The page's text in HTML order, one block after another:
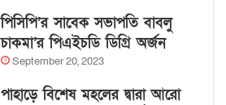
পিসিপি’র সাবেক সভাপতি বাবলু
চাকমা’র পিএইচডি ডিগ্রি অর্জন
September 20, 2023
পাহাড়ে বিশেষ মহলের দ্বারা আরো